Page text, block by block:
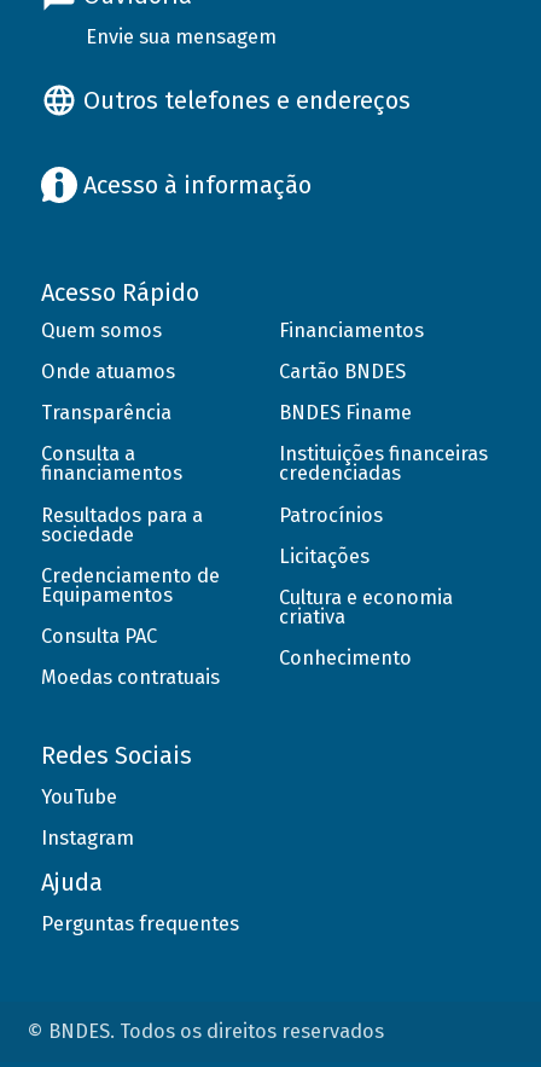
Envie sua mensagem
Outros telefones e endereços
Acesso à informação
Acesso Rápido
Quem somos
Onde atuamos
Transparência
Consulta a
financiamentos
Resultados para a
sociedade
Credenciamento de
Equipamentos
Consulta PAC
Moedas contratuais
Financiamentos
Cartão BNDES
BNDES Finame
Instituições financeiras
credenciadas
Patrocínios
Licitações
Cultura e economia
criativa
Conhecimento
Redes Sociais
YouTube
Instagram
Ajuda
Perguntas frequentes
© BNDES. Todos os direitos reservados